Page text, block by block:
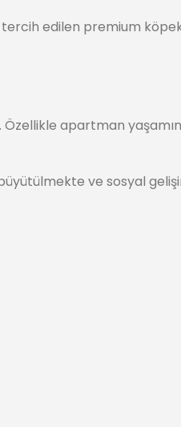
tercih edilen premium
apartman
ve sosyal